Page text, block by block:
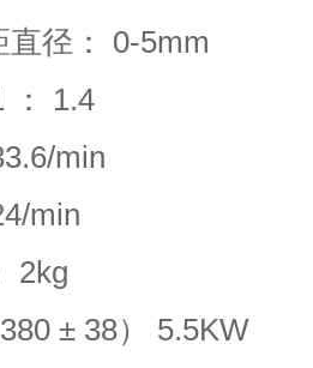
径： 0-5mm
： 1.4
min
min
2kg
± 38） 5.5KW